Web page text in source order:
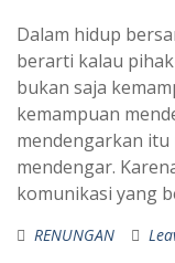
Dalam hidup
berarti kalau
bukan saja
kemampuan
mendengarkan itu
mendengar.
komunikasi yang
RENUNGAN